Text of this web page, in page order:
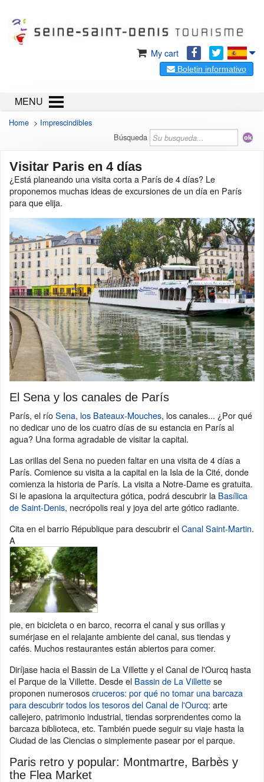
My cart
Boletin informativo
MENU
Home > Imprescindibles
Búsqueda
Visitar Paris en 4 días
¿Está planeando una visita corta a París de 4 días? Le
proponemos muchas ideas de excursiones de un día en París
para que elija.
El Sena y los canales de París
París, el ríoSena, los Bateaux-Mouches, los canales... ¿Por qué
no dedicar uno de los cuatro días de su estancia en París al
agua? Una forma agradable de visitar la capital.
Las orillas del Sena no pueden faltar en una visita de 4 días a
París. Comience su visita a la capital en la Isla de la Cité, donde
comienza la historia de París. La visita a Notre-Dame es gratuita.
Si le apasiona la arquitectura gótica, podrá descubrir la Basílica
de Saint-Denis, necrópolis real y joya del arte gótico radiante.
Cita en el barrio République para descubrir elCanal Saint-Martin.
A
pie, en bicicleta o en barco, recorra el canal y sus orillas y
sumérjase en el relajante ambiente del canal, sus tiendas y
cafés. Muchos restaurantes están abiertos para comer.
Diríjase hacia el Bassin de La Villette y el Canal de l'Ourcq hasta
el Parque de la Villette. Desde el Bassin de La Villettese
proponen numerososcruceros: por qué no tomar una barcaza
para descubrir todos los tesoros del Canal de l'Ourcq: arte
callejero, patrimonio industrial, tiendas sorprendentes como la
barcaza biblioteca, etc. También puede seguir su viaje hasta la
Ciudad de las Ciencias o simplemente pasear por el parque.
Paris retro y popular: Montmartre, Barbès y
the Flea Market